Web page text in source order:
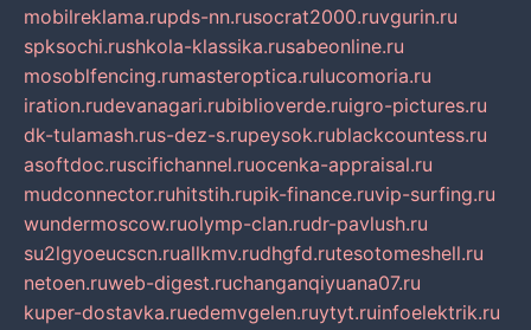
mobilreklama.rupds-nn.rusocrat2000.ruvgurin.ru
spksochi.rushkola-klassika.rusabeonline.ru
mosoblfencing.rumasteroptica.rulucomoria.ru
iration.rudevanagari.rubiblioverde.ruigro-pictures.ru
dk-tulamash.rus-dez-s.rupeysok.rublackcountess.ru
asoftdoc.ruscifichannel.ruocenka-appraisal.ru
mudconnector.ruhitstih.rupik-finance.ruvip-surfing.ru
wundermoscow.ruolymp-clan.rudr-pavlush.ru
su2lgyoeucscn.ruallkmv.rudhgfd.rutesotomeshell.ru
netoen.ruweb-digest.ruchanganqiyuana07.ru
kuper-dostavka.ruedemvgelen.ruytyt.ruinfoelektrik.ru